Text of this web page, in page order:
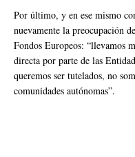
Por último, y en ese mismo
nuevamente la preocupación
Fondos Europeos: “llevamos
directa por parte de las
queremos ser tutelados, no
comunidades autónomas”.